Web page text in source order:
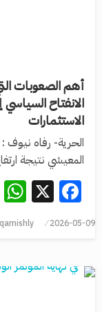
أهم الصعوبات
الانفتاح
الاستثمارات
الحرية- رفاه نيوف
المعيشي نتيجة
X
2026-05-09
qamishly